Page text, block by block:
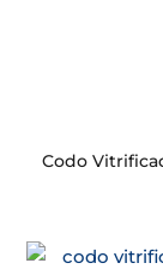
Codo